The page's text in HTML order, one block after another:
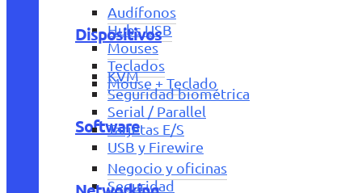
Audífonos
Hubs USB
Mouses
Teclados
Mouse + Teclado
Software
Negocio y oficinas
Seguridad
Dispositivos
KVM
Seguridad biométrica
Serial / Parallel
Tarjetas E/S
USB y Firewire